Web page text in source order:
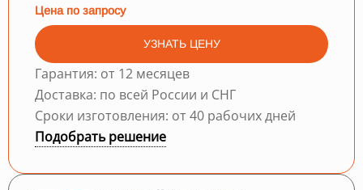
Цена по запросу
УЗНАТЬ ЦЕНУ
Гарантия: от 12 месяцев
Доставка: по всей России и СНГ
Сроки изготовления: от 40 рабочих дней
Подобрать решение